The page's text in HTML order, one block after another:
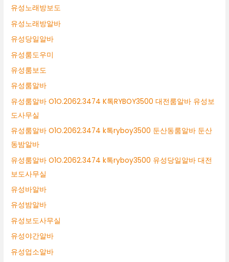
유성노래방보도
유성노래방알바
유성당일알바
유성룸도우미
유성룸보도
유성룸알바
유성룸알바 O1O.2062.3474 K톡RYBOY3500 대전룸알바 유성보
도사무실
유성룸알바 O1O.2062.3474 k톡ryboy3500 둔산동룸알바 둔산
동밤알바
유성룸알바 O1O.2062.3474 k톡ryboy3500 유성당일알바 대전
보도사무실
유성바알바
유성밤알바
유성보도사무실
유성야간알바
유성업소알바